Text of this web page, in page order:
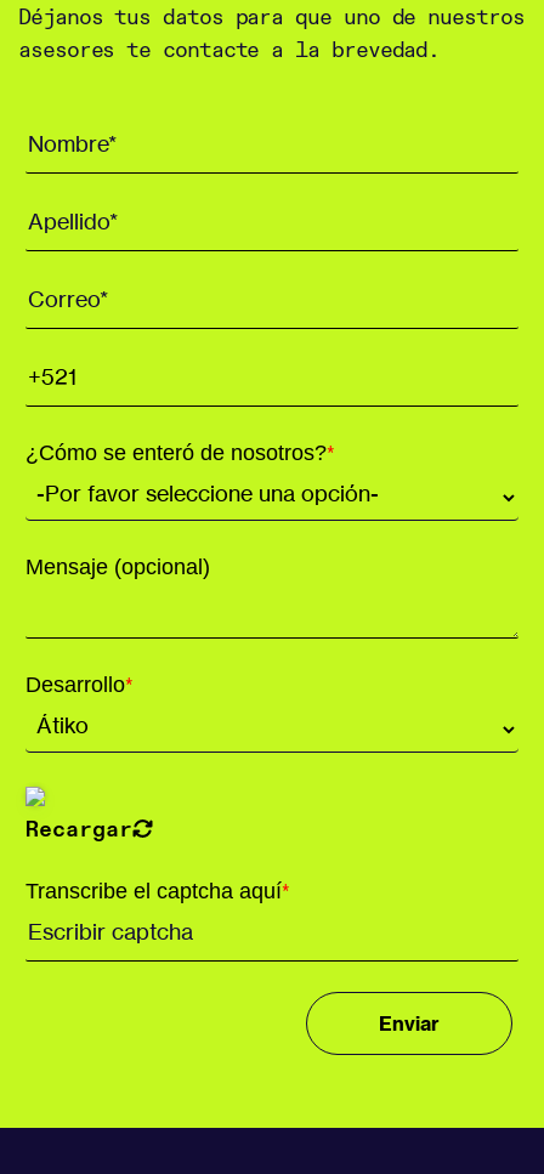
Déjanos tus datos para que uno de nuestros
asesores te contacte a la brevedad.
¿Cómo se enteró de nosotros?*
Mensaje (opcional)
Desarrollo*
Recargar
Transcribe el captcha aquí*